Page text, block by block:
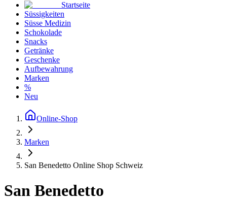
Startseite
Süssigkeiten
Süsse Medizin
Schokolade
Snacks
Getränke
Geschenke
Aufbewahrung
Marken
%
Neu
Online-Shop
Marken
San Benedetto Online Shop Schweiz
San Benedetto